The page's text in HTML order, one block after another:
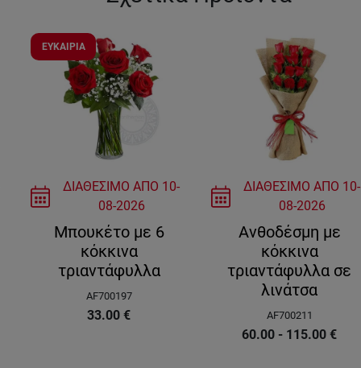
ΕΥΚΑΙΡΙΑ
ΔΙΑΘΕΣΙΜΟ ΑΠΟ 10-
08-2026
Μπουκέτο με 6
κόκκινα
τριαντάφυλλα
AF700197
33.00 €
ΔΙΑΘΕΣΙΜΟ ΑΠΟ 10-
08-2026
Ανθοδέσμη με
κόκκινα
τριαντάφυλλα σε
λινάτσα
AF700211
60.00 - 115.00 €